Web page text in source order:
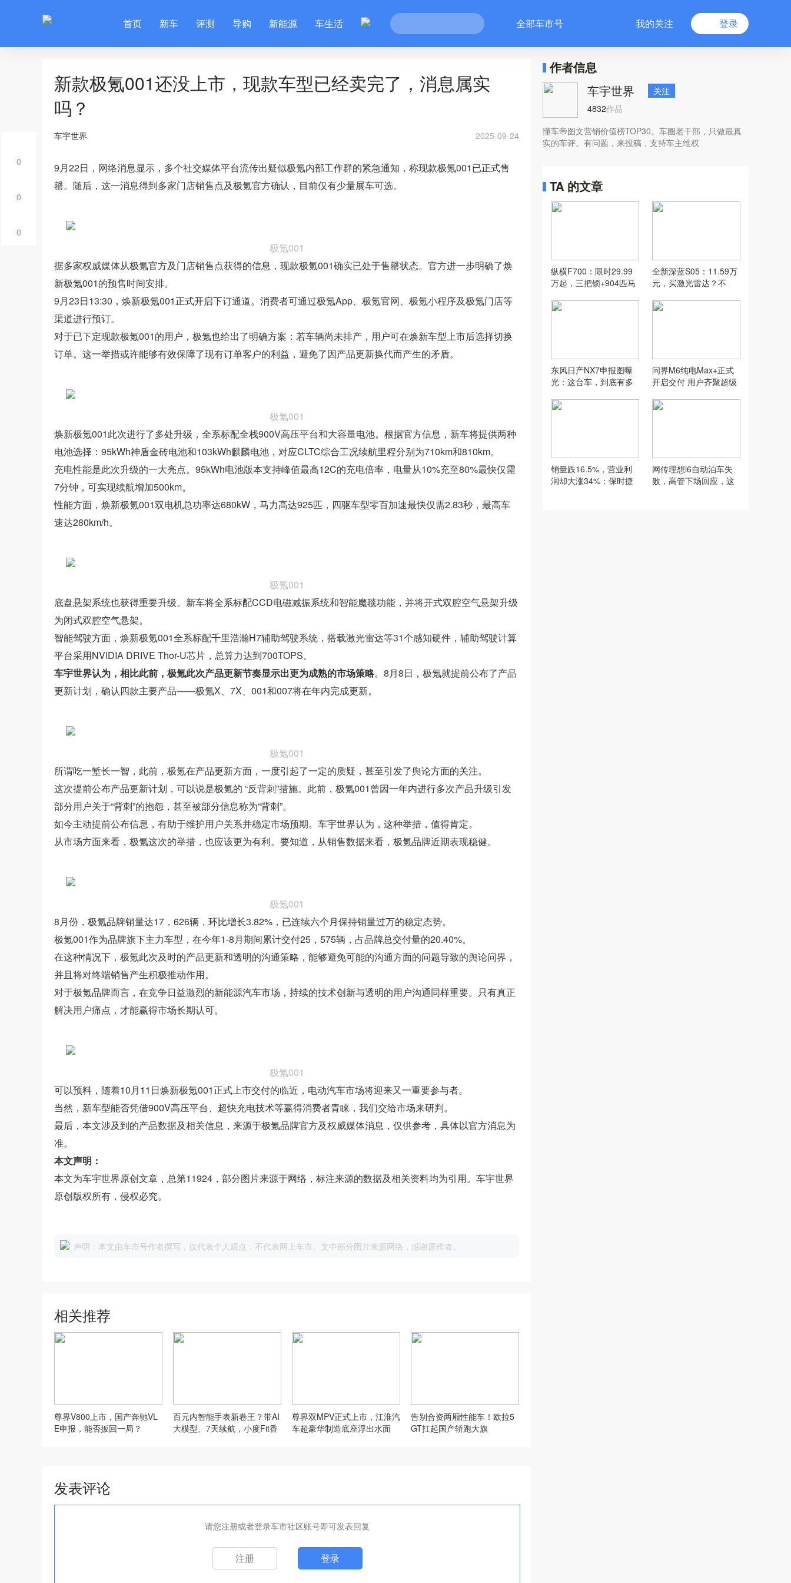
首页 新车 评测 导购 新能源 车生活 全部车市号 我的关注 登录
0
0
0
新款极氪001还没上市，现款车型已经卖完了，消息属实
吗？
车宇世界 2025-09-24
9月22日，网络消息显示，多个社交媒体平台流传出疑似极氪内部工作群的紧急通知，称现款极氪001已正式售
罄。随后，这一消息得到多家门店销售点及极氪官方确认，目前仅有少量展车可选。
极氪001
据多家权威媒体从极氪官方及门店销售点获得的信息，现款极氪001确实已处于售罄状态。官方进一步明确了焕
新极氪001的预售时间安排。
9月23日13:30，焕新极氪001正式开启下订通道。消费者可通过极氪App、极氪官网、极氪小程序及极氪门店等
渠道进行预订。
对于已下定现款极氪001的用户，极氪也给出了明确方案：若车辆尚未排产，用户可在焕新车型上市后选择切换
订单。这一举措或许能够有效保障了现有订单客户的利益，避免了因产品更新换代而产生的矛盾。
极氪001
焕新极氪001此次进行了多处升级，全系标配全栈900V高压平台和大容量电池。根据官方信息，新车将提供两种
电池选择：95kWh神盾金砖电池和103kWh麒麟电池，对应CLTC综合工况续航里程分别为710km和810km。
充电性能是此次升级的一大亮点。95kWh电池版本支持峰值最高12C的充电倍率，电量从10%充至80%最快仅需
7分钟，可实现续航增加500km。
性能方面，焕新极氪001双电机总功率达680kW，马力高达925匹，四驱车型零百加速最快仅需2.83秒，最高车
速达280km/h。
极氪001
底盘悬架系统也获得重要升级。新车将全系标配CCD电磁减振系统和智能魔毯功能，并将开式双腔空气悬架升级
为闭式双腔空气悬架。
智能驾驶方面，焕新极氪001全系标配千里浩瀚H7辅助驾驶系统，搭载激光雷达等31个感知硬件，辅助驾驶计算
平台采用NVIDIA DRIVE Thor-U芯片，总算力达到700TOPS。
车宇世界认为，相比此前，极氪此次产品更新节奏显示出更为成熟的市场策略。8月8日，极氪就提前公布了产品
更新计划，确认四款主要产品——极氪X、7X、001和007将在年内完成更新。
极氪001
所谓吃一堑长一智，此前，极氪在产品更新方面，一度引起了一定的质疑，甚至引发了舆论方面的关注。
这次提前公布产品更新计划，可以说是极氪的 “反背刺”措施。此前，极氪001曾因一年内进行多次产品升级引发
部分用户关于“背刺”的抱怨，甚至被部分信息称为“背刺”。
如今主动提前公布信息，有助于维护用户关系并稳定市场预期。车宇世界认为，这种举措，值得肯定。
从市场方面来看，极氪这次的举措，也应该更为有利。要知道，从销售数据来看，极氪品牌近期表现稳健。
极氪001
8月份，极氪品牌销量达17，626辆，环比增长3.82%，已连续六个月保持销量过万的稳定态势。
极氪001作为品牌旗下主力车型，在今年1-8月期间累计交付25，575辆，占品牌总交付量的20.40%。
在这种情况下，极氪此次及时的产品更新和透明的沟通策略，能够避免可能的沟通方面的问题导致的舆论问界，
并且将对终端销售产生积极推动作用。
对于极氪品牌而言，在竞争日益激烈的新能源汽车市场，持续的技术创新与透明的用户沟通同样重要。只有真正
解决用户痛点，才能赢得市场长期认可。
极氪001
可以预料，随着10月11日焕新极氪001正式上市交付的临近，电动汽车市场将迎来又一重要参与者。
当然，新车型能否凭借900V高压平台、超快充电技术等赢得消费者青睐，我们交给市场来研判。
最后，本文涉及到的产品数据及相关信息，来源于极氪品牌官方及权威媒体消息，仅供参考，具体以官方消息为
准。
本文声明：
本文为车宇世界原创文章，总第11924，部分图片来源于网络，标注来源的数据及相关资料均为引用。车宇世界
原创版权所有，侵权必究。
声明：本文由车市号作者撰写，仅代表个人观点，不代表网上车市。文中部分图片来源网络，感谢原作者。
相关推荐
尊界V800上市，国产奔驰VL
E申报，能否扳回一局？
百元内智能手表新卷王？带AI
大模型、7天续航，小度Fit香
尊界双MPV正式上市，江淮汽
车超豪华制造底座浮出水面
告别合资两厢性能车！欧拉5
GT扛起国产轿跑大旗
发表评论
请您注册或者登录车市社区账号即可发表回复
注册 登录
作者信息
车宇世界
关注
4832作品
懂车帝图文营销价值榜TOP30。车圈老干部，只做最真
实的车评。有问题，来投稿，支持车主维权
TA 的文章
纵横F700：限时29.99
万起，三把锁+904匹马
全新深蓝S05：11.59万
元，买激光雷达？不
东风日产NX7申报图曝
光：这台车，到底有多
问界M6纯电Max+正式
开启交付 用户齐聚超级
销量跌16.5%，营业利
润却大涨34%：保时捷
网传理想i6自动泊车失
败，高管下场回应，这